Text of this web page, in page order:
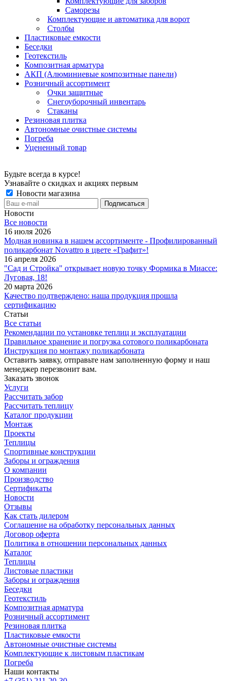
Саморезы
Комплектующие и автоматика для ворот
Столбы
Пластиковые емкости
Беседки
Геотекстиль
Композитная арматура
АКП (Алюминиевые композитные панели)
Розничный ассортимент
Очки защитные
Снегоуборочный инвентарь
Стаканы
Резиновая плитка
Автономные очистные системы
Погреба
Уцененный товар
Будьте всегда в курсе!
Узнавайте о скидках и акциях первым
Новости магазина
Новости
Все новости
16 июля 2026
Модная новинка в нашем ассортименте - Профилированный
поликарбонат Novattro в цвете «Графит»!
16 апреля 2026
"Сад и Стройка" открывает новую точку Формика в Миассе:
Луговая, 18!
20 марта 2026
Качество подтверждено: наша продукция прошла
сертификацию
Статьи
Все статьи
Рекомендации по установке теплиц и эксплуатации
Правильное хранение и погрузка сотового поликарбоната
Инструкция по монтажу поликарбоната
Оставить заявку, отправьте нам заполненную форму и наш
менеджер перезвонит вам.
Заказать звонок
Услуги
Рассчитать забор
Рассчитать теплицу
Каталог продукции
Монтаж
Проекты
Теплицы
Спортивные конструкции
Заборы и ограждения
О компании
Производство
Сертификаты
Новости
Отзывы
Как стать дилером
Соглашение на обработку персональных данных
Договор оферта
Политика в отношении персональных данных
Каталог
Теплицы
Листовые пластики
Заборы и ограждения
Беседки
Геотекстиль
Композитная арматура
Розничный ассортимент
Резиновая плитка
Пластиковые емкости
Автономные очистные системы
Комплектующие к листовым пластикам
Погреба
Наши контакты